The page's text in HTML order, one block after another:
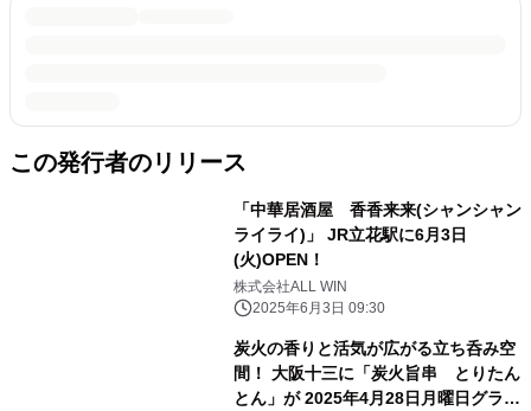
この発行者のリリース
「中華居酒屋 香香来来(シャンシャン
ライライ)」 JR立花駅に6月3日
(火)OPEN！
株式会社ALL WIN
2025年6月3日 09:30
炭火の香りと活気が広がる立ち呑み空
間！ 大阪十三に「炭火旨串 とりたん
とん」が 2025年4月28日月曜日グラン